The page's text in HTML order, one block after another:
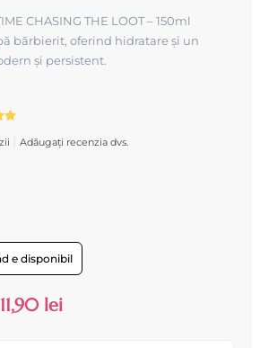
CHASING THE LOOT – 150ml
bărbierit, oferind hidratare și un
și persistent.
Adăugați recenzia dvs.
e disponibil
11,90 lei